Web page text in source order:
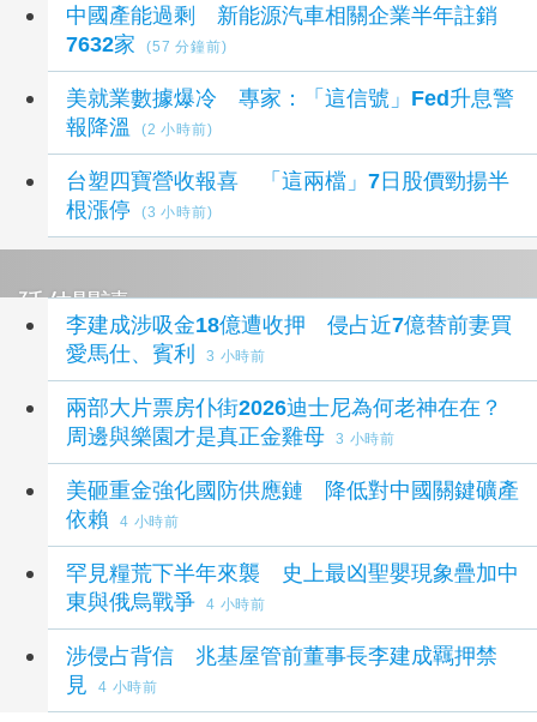
中國產能過剩 新能源汽車相關企業半年註銷
7632家
(57 分鐘前)
美就業數據爆冷 專家：「這信號」Fed升息警
報降溫
(2 小時前)
台塑四寶營收報喜 「這兩檔」7日股價勁揚半
根漲停
(3 小時前)
延伸閱讀
李建成涉吸金18億遭收押 侵占近7億替前妻買
愛馬仕、賓利
3 小時前
兩部大片票房仆街2026迪士尼為何老神在在？
周邊與樂園才是真正金雞母
3 小時前
美砸重金強化國防供應鏈 降低對中國關鍵礦產
依賴
4 小時前
罕見糧荒下半年來襲 史上最凶聖嬰現象疊加中
東與俄烏戰爭
4 小時前
涉侵占背信 兆基屋管前董事長李建成羈押禁
見
4 小時前